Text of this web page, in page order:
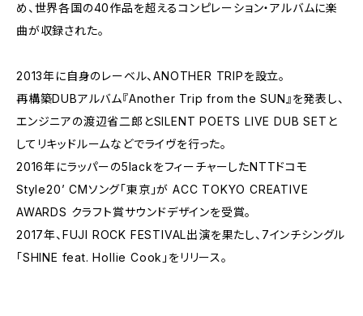
め、世界各国の40作品を超えるコンピレーション・アルバムに楽
曲が収録された。
2013年に自身のレーベル、ANOTHER TRIPを設立。
再構築DUBアルバム『Another Trip from the SUN』を発表し、
エンジニアの渡辺省二郎とSILENT POETS LIVE DUB SETと
してリキッドルームなどでライヴを行った。
2016年にラッパーの5lackをフィーチャーしたNTTドコモ
Style20’ CMソング「東京」が ACC TOKYO CREATIVE
AWARDS クラフト賞サウンドデザインを受賞。
2017年、FUJI ROCK FESTIVAL出演を果たし、7インチシングル
「SHINE feat. Hollie Cook」をリリース。